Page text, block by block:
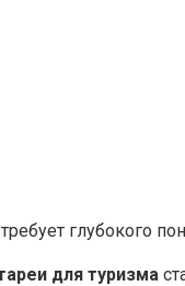
глубокого
для туризма